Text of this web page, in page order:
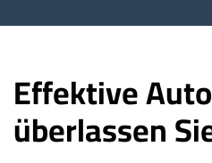
Effektive
überlassen